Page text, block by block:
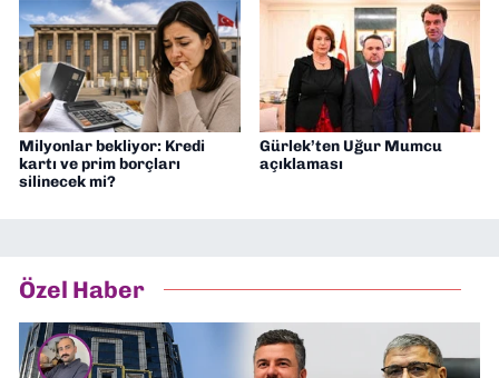
Milyonlar bekliyor: Kredi
kartı ve prim borçları
silinecek mi?
Gürlek’ten Uğur Mumcu
açıklaması
Özel Haber